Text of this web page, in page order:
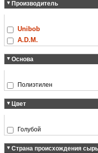
Производитель
Unibob
A.D.M.
Основа
Полиэтилен
Цвет
Голубой
Страна происхождения